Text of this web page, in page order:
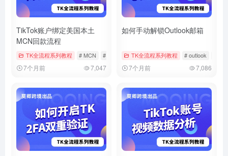
TikTok账户绑定美国本土
MCN回款流程
TK全流程系列教程 # MCN # tiktok # 回款
7个月前 7,047
如何手动解锁Outlook邮箱
TK全流程系列教程 # outlook
7个月前 7,086